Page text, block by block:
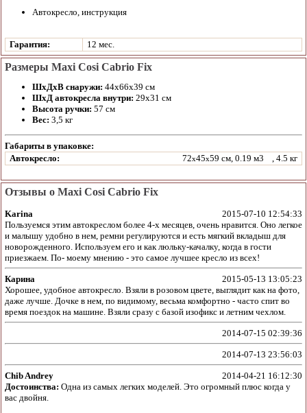
Автокресло, инструкция
Гарантия: 12 мес.
Размеры Maxi Cosi Cabrio Fix
ШхДхВ снаружи: 44х66х39 см
ШхД автокресла внутри: 29х31 см
Высота ручки: 57 см
Вес: 3,5 кг
Габариты в упаковке:
Автокресло:
72x45x59 см, 0.19 м3 , 4.5 кг
Отзывы о Maxi Cosi Cabrio Fix
Karina
2015-07-10 12:54:33
Пользуемся этим автокреслом более 4-х месяцев, очень нравится. Оно легкое
и малышу удобно в нем, ремни регулируются и есть мягкий вкладыш для
новорожденного. Используем его и как люльку-качалку, когда в гости
приезжаем. По- моему мнению - это самое лучшее кресло из всех!
Карина
2015-05-13 13:05:23
Хорошее, удобное автокресло. Взяли в розовом цвете, выглядит как на фото,
даже лучше. Дочке в нем, по видимому, весьма комфортно - часто спит во
время поездок на машине. Взяли сразу с базой изофикс и летним чехлом.
2014-07-15 02:39:36
2014-07-13 23:56:03
Chib Andrey
2014-04-21 16:12:30
Достоинства: Одна из самых легких моделей. Это огромный плюс когда у
вас двойня.